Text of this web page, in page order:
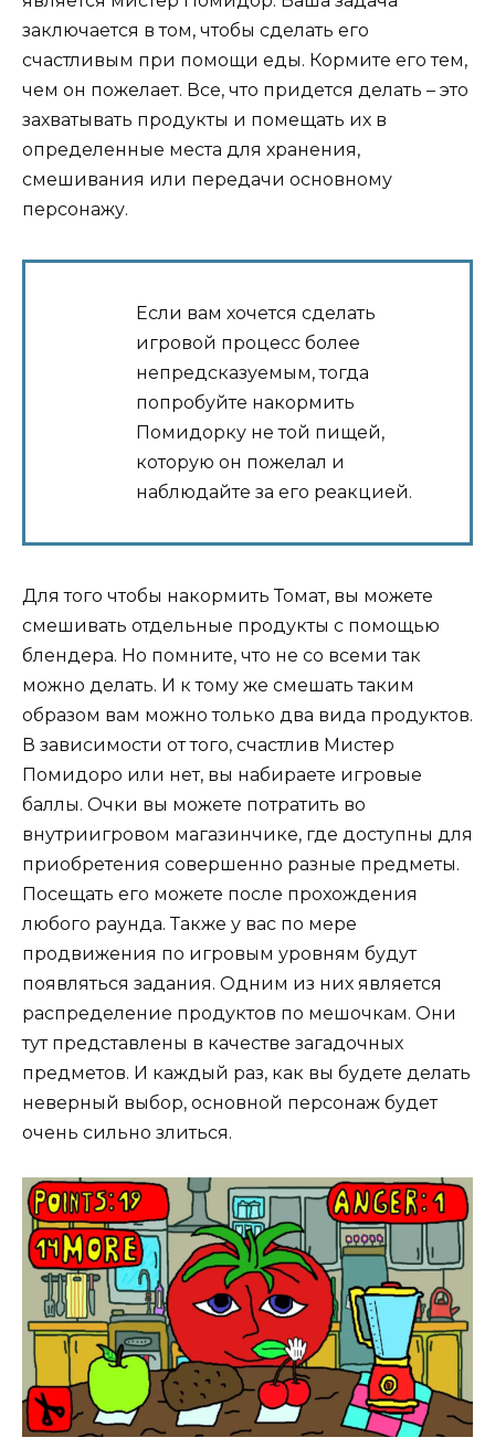
заключается в том, чтобы сделать его
счастливым при помощи еды. Кормите его тем,
чем он пожелает. Все, что придется делать – это
захватывать продукты и помещать их в
определенные места для хранения,
смешивания или передачи основному
персонажу.
Если вам хочется сделать
игровой процесс более
непредсказуемым, тогда
попробуйте накормить
Помидорку не той пищей,
которую он пожелал и
наблюдайте за его реакцией.
Для того чтобы накормить Томат, вы можете
смешивать отдельные продукты с помощью
блендера. Но помните, что не со всеми так
можно делать. И к тому же смешать таким
образом вам можно только два вида продуктов.
В зависимости от того, счастлив Мистер
Помидоро или нет, вы набираете игровые
баллы. Очки вы можете потратить во
внутриигровом магазинчике, где доступны для
приобретения совершенно разные предметы.
Посещать его можете после прохождения
любого раунда. Также у вас по мере
продвижения по игровым уровням будут
появляться задания. Одним из них является
распределение продуктов по мешочкам. Они
тут представлены в качестве загадочных
предметов. И каждый раз, как вы будете делать
неверный выбор, основной персонаж будет
очень сильно злиться.